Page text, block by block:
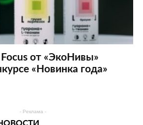
от «ЭкоНивы»
«Новинка года»
- Реклама -